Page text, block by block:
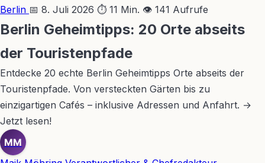
Berlin 📅 8. Juli 2026 ⏱ 11 Min. 👁 141 Aufrufe
Berlin Geheimtipps: 20 Orte abseits
der Touristenpfade
Entdecke 20 echte Berlin Geheimtipps Orte abseits der
Touristenpfade. Von versteckten Gärten bis zu
einzigartigen Cafés – inklusive Adressen und Anfahrt. →
Jetzt lesen!
MM